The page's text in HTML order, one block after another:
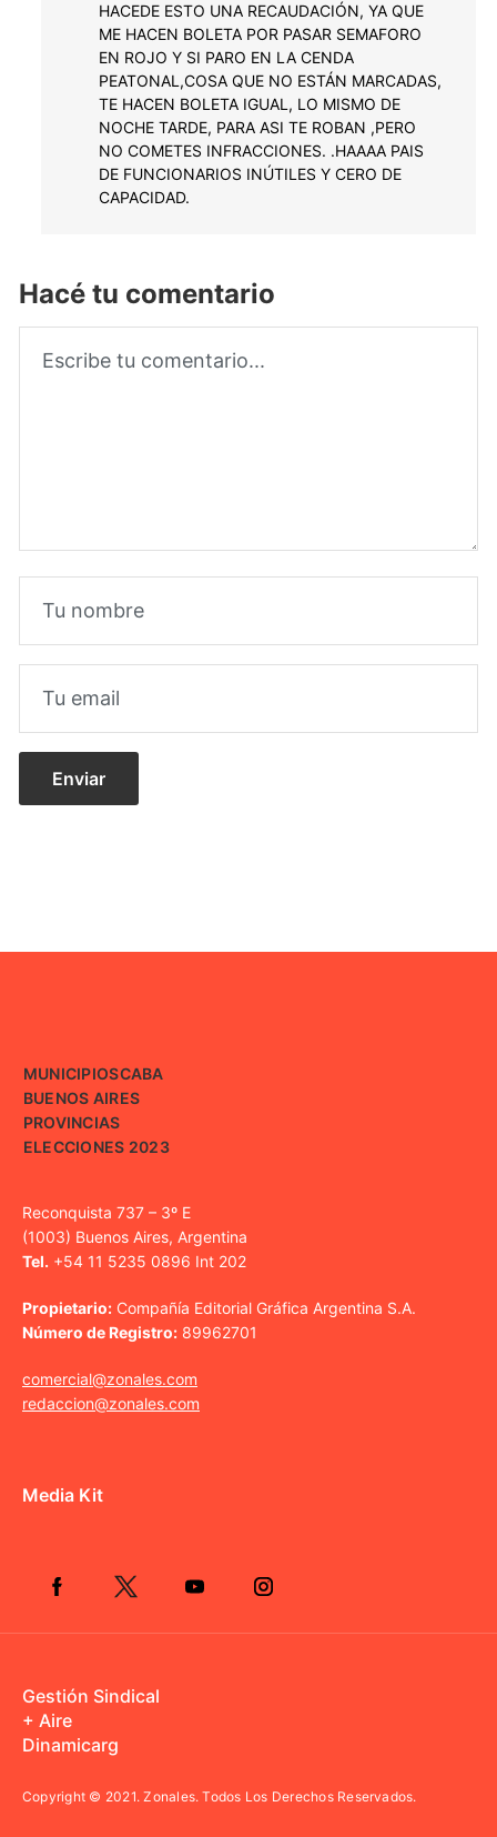
HACEDE ESTO UNA RECAUDACIÓN, YA QUE
ME HACEN BOLETA POR PASAR SEMAFORO
EN ROJO Y SI PARO EN LA CENDA
PEATONAL,COSA QUE NO ESTÁN MARCADAS,
TE HACEN BOLETA IGUAL, LO MISMO DE
NOCHE TARDE, PARA ASI TE ROBAN ,PERO
NO COMETES INFRACCIONES. .HAAAA PAIS
DE FUNCIONARIOS INÚTILES Y CERO DE
CAPACIDAD.
Hacé tu comentario
MUNICIPIOSCABA
BUENOS AIRES
PROVINCIAS
ELECCIONES 2023
Reconquista 737 – 3º E
(1003) Buenos Aires, Argentina
Tel. +54 11 5235 0896 Int 202
Propietario: Compañía Editorial Gráfica Argentina S.A.
Número de Registro: 89962701
comercial@zonales.com
redaccion@zonales.com
Media Kit
Gestión Sindical
+ Aire
Dinamicarg
Copyright © 2021.Zonales. Todos Los Derechos Reservados.